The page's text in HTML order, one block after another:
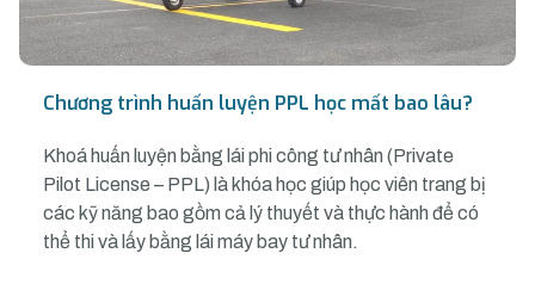
Chương trình huấn luyện PPL học mất bao lâu?
Khoá huấn luyện bằng lái phi công tư nhân (Private
Pilot License – PPL) là khóa học giúp học viên trang bị
các kỹ năng bao gồm cả lý thuyết và thực hành để có
thể thi và lấy bằng lái máy bay tư nhân.